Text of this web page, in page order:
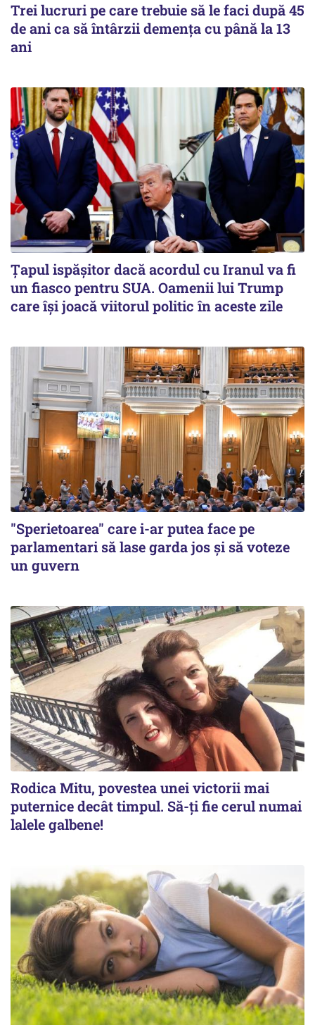
Trei lucruri pe care trebuie să le faci după 45
de ani ca să întârzii demența cu până la 13
ani
Țapul ispășitor dacă acordul cu Iranul va fi
un fiasco pentru SUA. Oamenii lui Trump
care își joacă viitorul politic în aceste zile
"Sperietoarea" care i-ar putea face pe
parlamentari să lase garda jos și să voteze
un guvern
Rodica Mitu, povestea unei victorii mai
puternice decât timpul. Să-ți fie cerul numai
lalele galbene!